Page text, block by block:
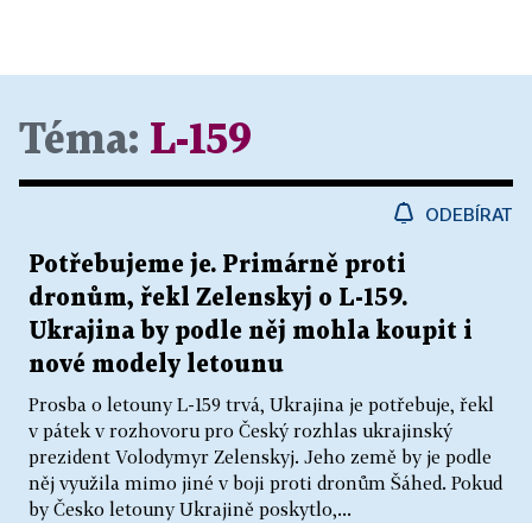
Téma: L-159
ODEBÍRAT
Potřebujeme je. Primárně proti
dronům, řekl Zelenskyj o L-159.
Ukrajina by podle něj mohla koupit i
nové modely letounu
Prosba o letouny L-159 trvá, Ukrajina je potřebuje, řekl
v pátek v rozhovoru pro Český rozhlas ukrajinský
prezident Volodymyr Zelenskyj. Jeho země by je podle
něj využila mimo jiné v boji proti dronům Šáhed. Pokud
by Česko letouny Ukrajině poskytlo,...